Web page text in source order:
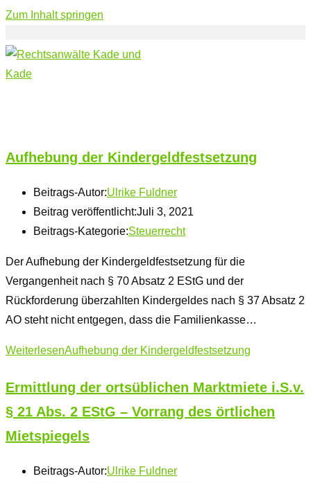
Zum Inhalt springen
Aufhebung der Kindergeldfestsetzung
Beitrags-Autor:Ulrike Fuldner
Beitrag veröffentlicht:Juli 3, 2021
Beitrags-Kategorie:Steuerrecht
Der Aufhebung der Kindergeldfestsetzung für die
Vergangenheit nach § 70 Absatz 2 EStG und der
Rückforderung überzahlten Kindergeldes nach § 37 Absatz 2
AO steht nicht entgegen, dass die Familienkasse…
WeiterlesenAufhebung der Kindergeldfestsetzung
Ermittlung der ortsüblichen Marktmiete i.S.v.
§ 21 Abs. 2 EStG – Vorrang des örtlichen
Mietspiegels
Beitrags-Autor:Ulrike Fuldner